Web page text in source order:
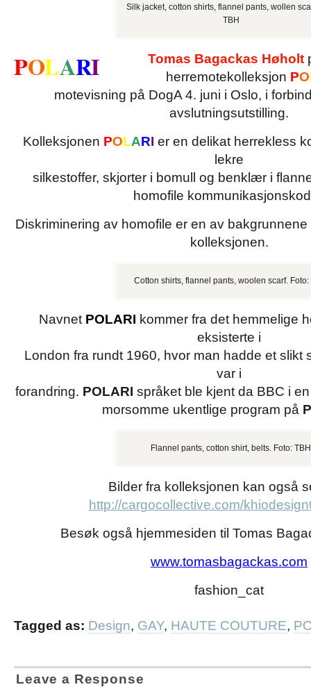
Silk jacket, cotton shirts, flannel pants, wollen
TBH
POLARI Tomas Bagackas Høholt
herremotekolleksjon PO
motevisning på DogA 4. juni i Oslo, i
avslutningsutstilling.
Kolleksjonen POLARI er en delikat herrekless
lekre
silkestoffer, skjorter i bomull og benklær i
homofile
Diskriminering av homofile er en av
kolleksjonen.
Cotton shirts, flannel pants, woolen scarf. Foto:
Navnet POLARI kommer fra det hemmelige
eksisterte i
London fra rundt 1960, hvor man hadde et slikt
var i
forandring. POLARI språket ble kjent da BBC i
morsomme ukentlige program på
Flannel pants, cotton shirt, belts. Foto: TBH
Bilder fra kolleksjonen kan også
http://cargocollective.com/
Besøk også hjemmesiden til Tomas
www.tomasbagackas.com
fashion_cat
Tagged as: Design, GAY, HAUTE COUTURE,
Leave a Response